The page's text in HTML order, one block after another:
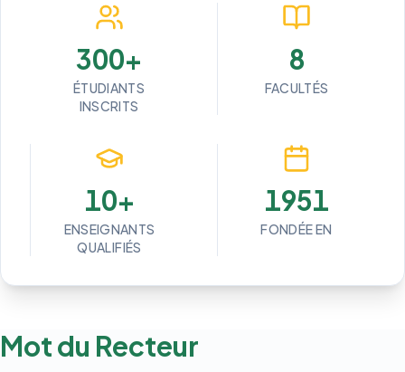
300+
ÉTUDIANTS
INSCRITS
8
FACULTÉS
10+
ENSEIGNANTS
QUALIFIÉS
1951
FONDÉE EN
Mot du Recteur